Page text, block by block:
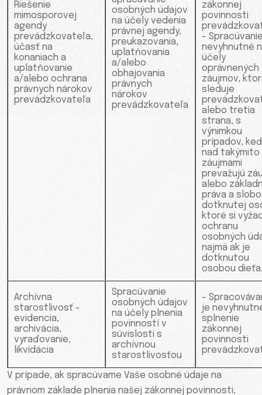
Riešenie
mimosporovej
agendy
prevádzkovateľa,
účasť na
konaniach a
uplatňovanie
a/alebo ochrana
právnych nárokov
prevádzkovateľa
osobných údajov
na účely vedenia
právnej agendy,
preukazovania,
uplatňovania
a/alebo
obhajovania
právnych
nárokov
prevádzkovateľa
zákonnej
povinnosti
-
nevyhnutné
účely
oprávnených
záujmov,
sleduje
alebo tretia
strana, s
výnimkou
prípadov, keď
nad takýmito
záujmami
prevažujú
alebo
práva a
dotknutej
ktoré si
ochranu
osobných
najmä ak je
dotknutou
osobou dieťa.
Archívna
starostlivosť -
evidencia,
archivácia,
vyraďovanie,
likvidácia
Spracúvanie
osobných údajov
na účely plnenia
povinností v
súvislosti s
archívnou
starostlivosťou
-
je
splnenie
zákonnej
povinnosti
V prípade, ak spracúvame Vaše osobné údaje na
právnom základe plnenia našej zákonnej povinnosti,